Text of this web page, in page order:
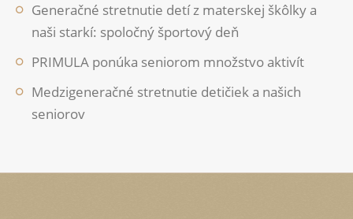
Generačné stretnutie detí z materskej škôlky a
naši starkí: spoločný športový deň
PRIMULA ponúka seniorom množstvo aktivít
Medzigeneračné stretnutie detičiek a našich
seniorov